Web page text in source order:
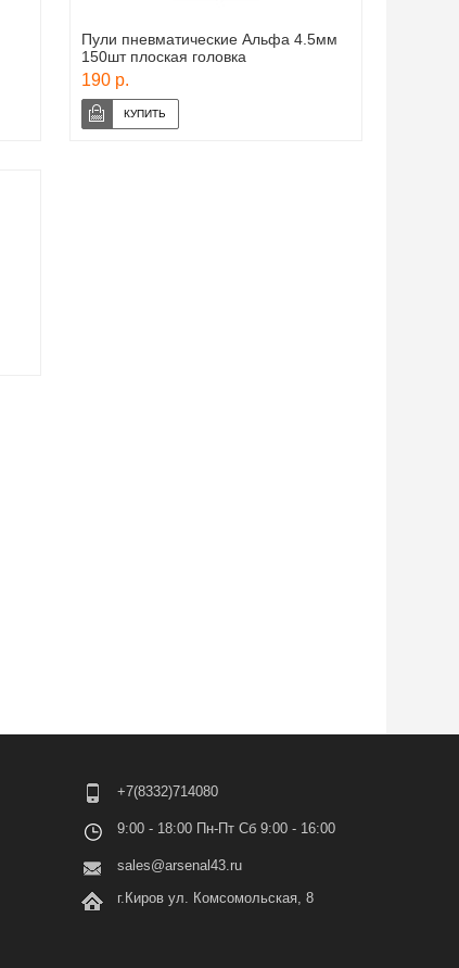
Пули пневматические Альфа 4.5мм
150шт плоская головка
190 р.
+7(8332)714080
9:00 - 18:00 Пн-Пт Сб 9:00 - 16:00
sales@arsenal43.ru
г.Киров ул. Комсомольская, 8